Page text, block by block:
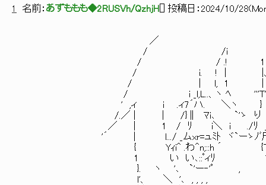
1 名前： あずももも◆2RUSVh/QzhjH ] 投稿日： 2024/10/
／
/ /i ヽ
/ / .! 1 '、 _/
/ i. ! ｜ |、 i
/ | l, 1 | 、 、1 1
/ i _l,L..、ヽ ﾍ '''T'弋-.
' ,ィ i .ィ7´ハ. ＼ヽ } 丶 i、 i| /
/.／ | | /}∥ ﾏi､ `'ゝ り ヽ ト、 i}
／ | 1 / ﾘ i＼ i ./ﾘ _,,..､､,ﾕi_ヽi}. ∥＿
'´ | l.../ _ムxr=ュﾐﾄ ヾ`ーゝﾉﾞ斤＾::心 ｀
{ Yｨi^ .わ^n;::h ´ {T::.ﾟ
1 い い､::ﾟィﾘ ヾ
}. ヽ '､ `'ー‐'ﾟ , , ,
l'、 ＼ '､ , , , , '´ /i/.